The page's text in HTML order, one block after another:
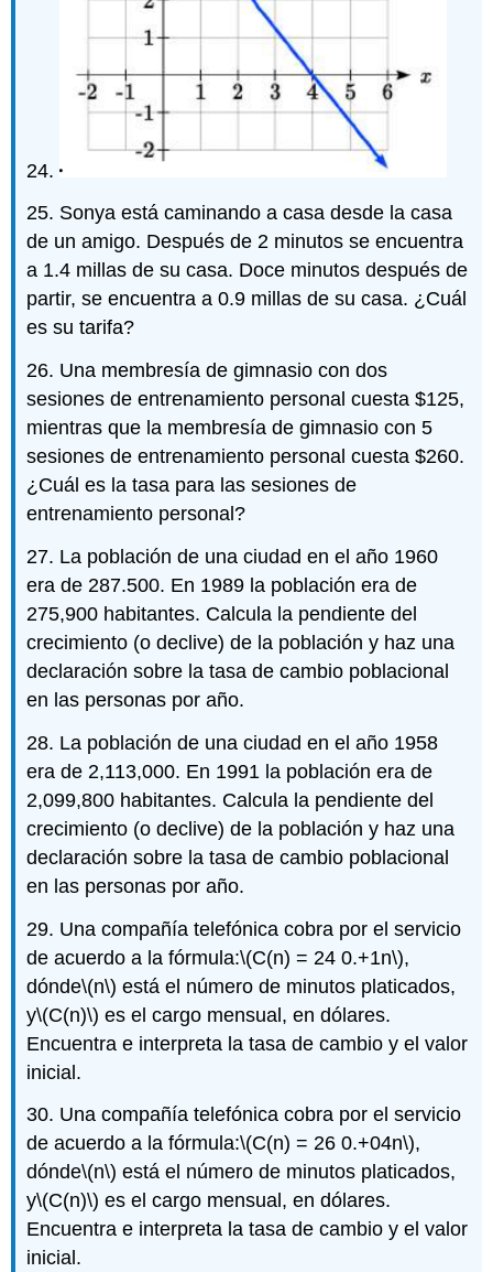
24.
25. Sonya está caminando a casa desde la casa
de un amigo. Después de 2 minutos se encuentra
a 1.4 millas de su casa. Doce minutos después de
partir, se encuentra a 0.9 millas de su casa. ¿Cuál
es su tarifa?
26. Una membresía de gimnasio con dos
sesiones de entrenamiento personal cuesta $125,
mientras que la membresía de gimnasio con 5
sesiones de entrenamiento personal cuesta $260.
¿Cuál es la tasa para las sesiones de
entrenamiento personal?
27. La población de una ciudad en el año 1960
era de 287.500. En 1989 la población era de
275,900 habitantes. Calcula la pendiente del
crecimiento (o declive) de la población y haz una
declaración sobre la tasa de cambio poblacional
en las personas por año.
28. La población de una ciudad en el año 1958
era de 2,113,000. En 1991 la población era de
2,099,800 habitantes. Calcula la pendiente del
crecimiento (o declive) de la población y haz una
declaración sobre la tasa de cambio poblacional
en las personas por año.
29. Una compañía telefónica cobra por el servicio
de acuerdo a la fórmula:\(C(n) = 24 0.+1n\),
dónde\(n\) está el número de minutos platicados,
y\(C(n)\) es el cargo mensual, en dólares.
Encuentra e interpreta la tasa de cambio y el valor
inicial.
30. Una compañía telefónica cobra por el servicio
de acuerdo a la fórmula:\(C(n) = 26 0.+04n\),
dónde\(n\) está el número de minutos platicados,
y\(C(n)\) es el cargo mensual, en dólares.
Encuentra e interpreta la tasa de cambio y el valor
inicial.